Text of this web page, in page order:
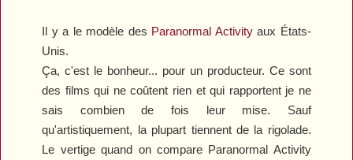
Il y a le modèle des Paranormal Activityaux États-
Unis.
Ça, c'est le bonheur... pour un producteur. Ce sont
des films qui ne coûtent rien et qui rapportent je ne
sais combien de fois leur mise. Sauf
qu'artistiquement, la plupart tiennent de la rigolade.
Le vertige quand on compare Paranormal Activity